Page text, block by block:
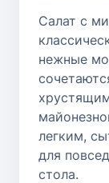
Салат с
нежные
легким,
для
стола.